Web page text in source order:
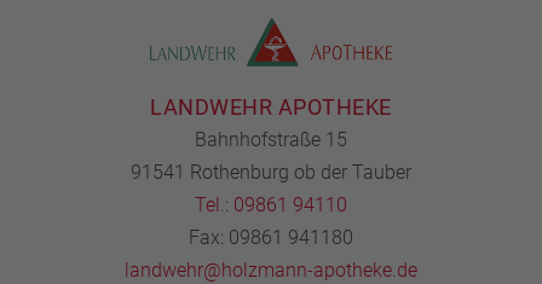
LANDWEHR APOTHEKE
Bahnhofstraße 15
91541 Rothenburg ob der Tauber
Tel.: 09861 94110
Fax: 09861 941180
landwehr@holzmann-apotheke.de